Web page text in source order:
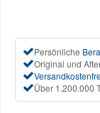
Persönliche
Original und
Über 1.200.000
Hyundai
Jeep